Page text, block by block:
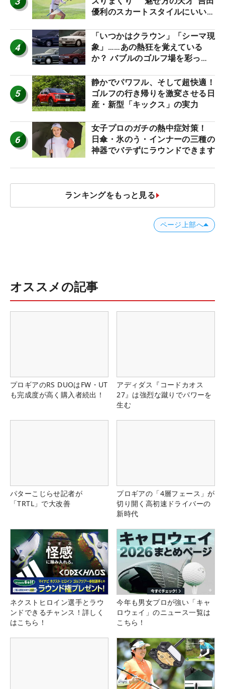
優利のスカートスタイルにいい
4
「いつかはクラウン」「シーマ現
象」……あの熱狂を覚えている
か？ バブルのゴルフ場を彩った
5
静かでパワフル、そして超快適！
ゴルフの行き帰りを激変させる日
産・新型「キックス」の実力
6
女子プロのガチの熱中症対策！
日傘・氷のう・インナーの三種の
神器でバテずにラウンドできます
ランキングをもっと見る
ページ上部へ
オススメの記事
プロギアのRS DUOはFW・UT
も完成度が高く購入者続出！
アディダス『コードカオス
27』は強烈な蹴りでパワーを
生む
パターこじらせ記者が
「TRTL」で大改善
プロギアの「4層フェース」が
切り開く高初速ドライバーの
新時代
ネクストヒロイン選手とラウ
ンドできるチャンス！詳しく
はこちら！
今年も男女プロが強い「キャ
ロウェイ」のニュース一覧は
こちら！